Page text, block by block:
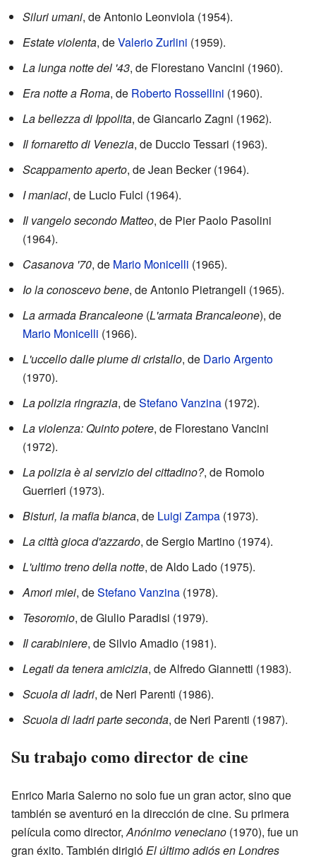
Siluri umani, de Antonio Leonviola (1954).
Estate violenta, deValerio Zurlini (1959).
La lunga notte del '43, de Florestano Vancini (1960).
Era notte a Roma, de Roberto Rossellini (1960).
La bellezza di Ippolita, de Giancarlo Zagni (1962).
Il fornaretto di Venezia, de Duccio Tessari (1963).
Scappamento aperto, de Jean Becker (1964).
I maniaci, de Lucio Fulci (1964).
Il vangelo secondo Matteo, de Pier Paolo Pasolini
(1964).
Casanova '70, de Mario Monicelli (1965).
Io la conoscevo bene, de Antonio Pietrangeli (1965).
La armada Brancaleone (L'armata Brancaleone), de
Mario Monicelli (1966).
L'uccello dalle piume di cristallo, de Dario Argento
(1970).
La polizia ringrazia, deStefano Vanzina (1972).
La violenza: Quinto potere, de Florestano Vancini
(1972).
La polizia è al servizio del cittadino?, de Romolo
Guerrieri (1973).
Bisturi, la mafia bianca, de Luigi Zampa (1973).
La città gioca d'azzardo, de Sergio Martino (1974).
L'ultimo treno della notte, de Aldo Lado (1975).
Amori miei, deStefano Vanzina (1978).
Tesoromio, de Giulio Paradisi (1979).
Il carabiniere, de Silvio Amadio (1981).
Legati da tenera amicizia, de Alfredo Giannetti (1983).
Scuola di ladri, de Neri Parenti (1986).
Scuola di ladri parte seconda, de Neri Parenti (1987).
Su trabajo como director de cine
Enrico Maria Salerno no solo fue un gran actor, sino que
también se aventuró en la dirección de cine. Su primera
película como director,Anónimo veneciano (1970), fue un
gran éxito. También dirigióEl último adiós en Londres